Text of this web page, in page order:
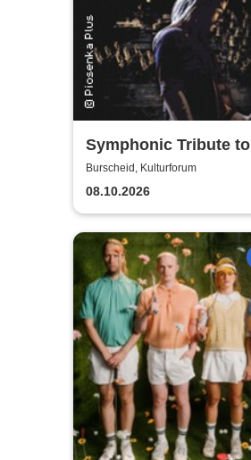
Symphonic Tribute to
Metallica
Burscheid, Kulturforum
08.10.2026